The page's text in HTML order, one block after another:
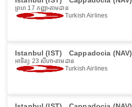
ព្រហ 17 កញ្ញា តាមដាន
Turkish Airlines
Istanbul (IST) Cappadocia (NAV)
អាទិត្យ 23 សីហា តាមដាន
Turkish Airlines